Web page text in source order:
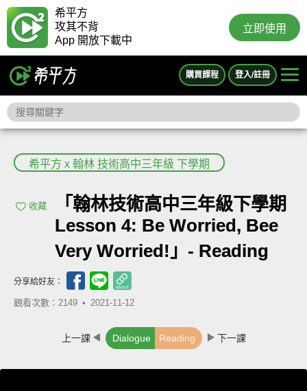
希平方
攻其不背
App 開放下載中
立即使用
購買課程 登入/註冊
希平方 x 翰林 技術高中三年級 下學期
收藏
「翰林技術高中三年級下學期
Lesson 4: Be Worried, Bee
Very Worried!」- Reading
分享給好友：
觀看次數：2149 • 2021-11-12
上一課 Dialogue Reading 下一課